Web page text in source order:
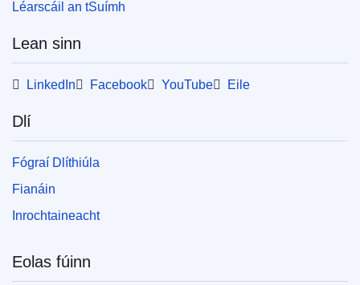
IMMC : ST 11224 2021 INIT
Léarscáil an tSuímh
Lean sinn
LinkedIn Facebook YouTube Eile
Dlí
Fógraí Dlíthiúla
Fianáin
Inrochtaineacht
Eolas fúinn